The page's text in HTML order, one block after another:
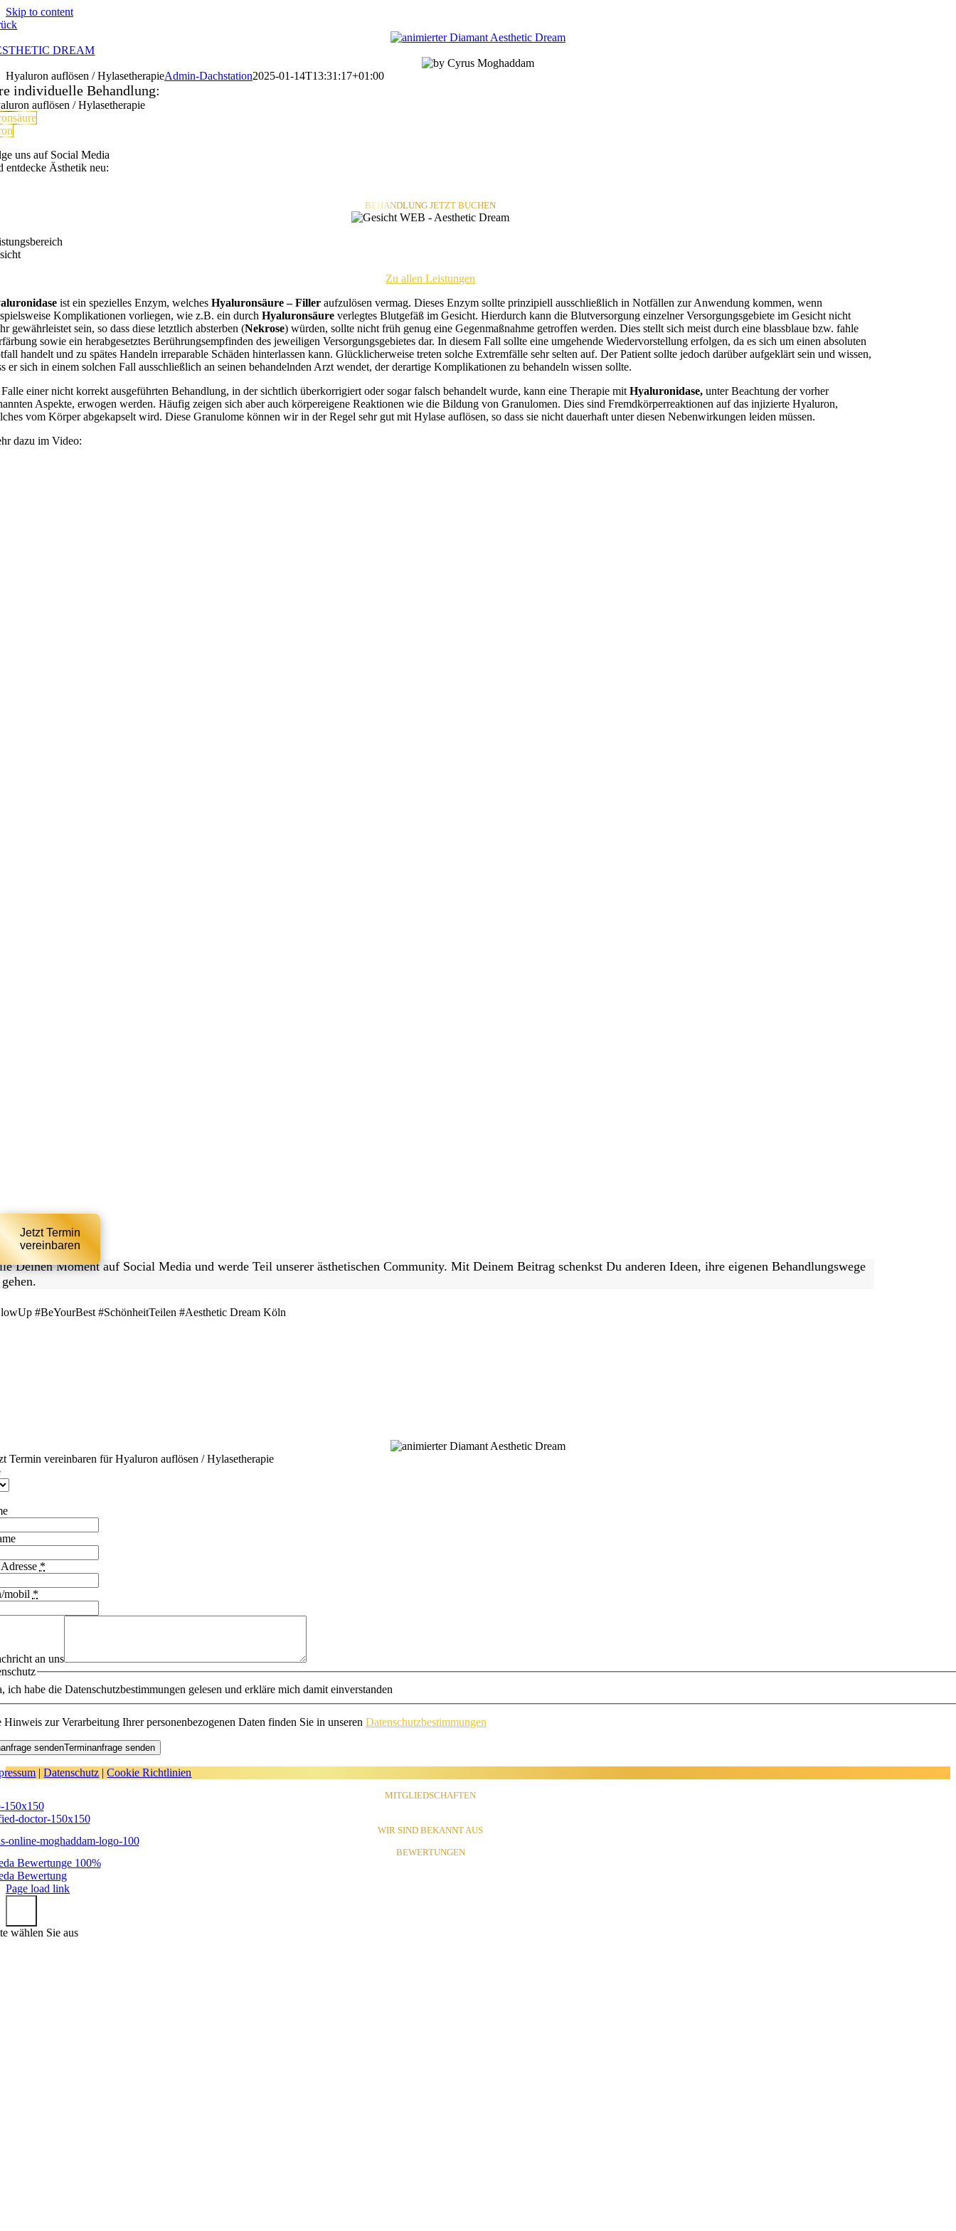
Jetzt Termin
vereinbaren
Skip to content
DREAM
Hyaluron auflösen / HylasetherapieAdmin-Dachstation2025-01-14T13:31:17+01:00
individuelle Behandlung:
auflösen / Hylasetherapie
uns auf Social Media
entdecke Ästhetik neu:
BEHANDLUNG JETZT BUCHEN
Zu allen Leistungen
ist ein spezielles Enzym, welchesHyaluronsäure– Filler aufzulösen vermag. Dieses Enzym sollte prinzipiell ausschließlich in Notfällen zur Anwendung kommen, wenn
Komplikationen vorliegen, wie z.B. ein durchHyaluronsäureverlegtes Blutgefäß im Gesicht. Hierdurch kann die Blutversorgung einzelner Versorgungsgebiete im Gesicht nicht
gewährleistet sein, so dass diese letztlich absterben (Nekrose) würden, sollte nicht früh genug eine Gegenmaßnahme getroffen werden. Dies stellt sich meist durch eine blassblaue bzw. fahle
sowie ein herabgesetztes Berührungsempfinden des jeweiligen Versorgungsgebietes dar. In diesem Fall sollte eine umgehende Wiedervorstellung erfolgen, da es sich um einen absoluten
handelt und zu spätes Handeln irreparable Schäden hinterlassen kann. Glücklicherweise treten solche Extremfälle sehr selten auf. Der Patient sollte jedoch darüber aufgeklärt sein und wissen,
er sich in einem solchen Fall ausschließlich an seinen behandelnden Arzt wendet, der derartige Komplikationen zu behandeln wissen sollte.
einer nicht korrekt ausgeführten Behandlung, in der sichtlich überkorrigiert oder sogar falsch behandelt wurde, kann eine Therapie mitHyaluronidase, unter Beachtung der vorher
Aspekte, erwogen werden. Häufig zeigen sich aber auch körpereigene Reaktionen wie die Bildung von Granulomen. Dies sind Fremdkörperreaktionen auf das injizierte Hyaluron,
vom Körper abgekapselt wird. Diese Granulome können wir in der Regel sehr gut mit Hylase auflösen, so dass sie nicht dauerhaft unter diesen Nebenwirkungen leiden müssen.
dazu im Video:
Deinen Moment auf Social Media und werde Teil unserer ästhetischen Community. Mit Deinem Beitrag schenkst Du anderen Ideen, ihre eigenen Behandlungswege
#BeYourBest #SchönheitTeilen #Aesthetic Dream Köln
Termin vereinbaren für Hyaluron auflösen / Hylasetherapie
*
mobil *
an uns
ich habe die Datenschutzbestimmungen gelesen und erkläre mich damit einverstanden
Hinweis zur Verarbeitung Ihrer personenbezogenen Daten finden Sie in unseren Datenschutzbestimmungen
sendenTerminanfrage senden
|Datenschutz |Cookie Richtlinien
MITGLIEDSCHAFTEN
WIR SIND BEKANNT AUS
BEWERTUNGEN
Page load link
wählen Sie aus